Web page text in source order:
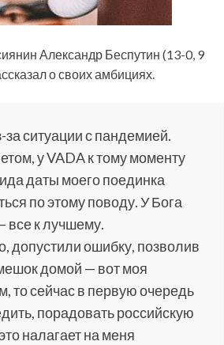
Александр Беспутин (13-0, 9
о своих амбициях.
ситуации с пандемией.
у VADA к тому моменту
даты моего поединка
по этому поводу. У Бога
все к лучшему.
допустили ошибку, позволив
домой — вот моя
то сейчас в первую очередь
порадовать российскую
налагает на меня